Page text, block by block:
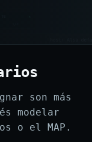
son más
modelar
o el MAP.